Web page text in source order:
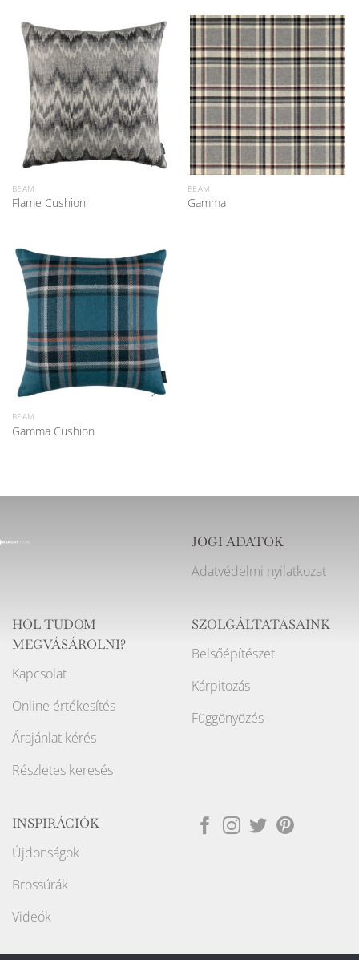
BEAM
Flame Cushion
BEAM
Gamma
BEAM
Gamma Cushion
JOGI ADATOK
Adatvédelmi nyilatkozat
HOL TUDOM
MEGVÁSÁROLNI?
Kapcsolat
Online értékesítés
Árajánlat kérés
Részletes keresés
SZOLGÁLTATÁSAINK
Belsőépítészet
Kárpitozás
Függönyözés
INSPIRÁCIÓK
Újdonságok
Brossúrák
Videók